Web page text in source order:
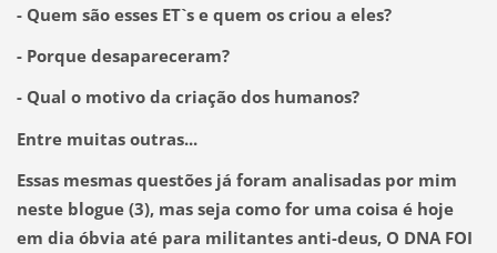
- Quem são esses ET`s e quem os criou a eles?
- Porque desapareceram?
- Qual o motivo da criação dos humanos?
Entre muitas outras...
Essas mesmas questões já foram analisadas por mim
neste blogue (3), mas seja como for uma coisa é hoje
em dia óbvia até para militantes anti-deus, O DNA FOI